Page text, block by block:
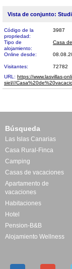
Vista de conjunto:
Código de la
propriedad:
3987
Tipo de
alojamiento:
Casa
Online desde:
Visitantes:
72782
URL: https://www.lasvillas-
siel///
Búsqueda
Las Islas Canarias
Casa Rural-Finca
Camping
Casas de vacaciones
Apartamento de
vacaciones
Habitaciones
Hotel
Pension-B&B
Alojamiento Wellness